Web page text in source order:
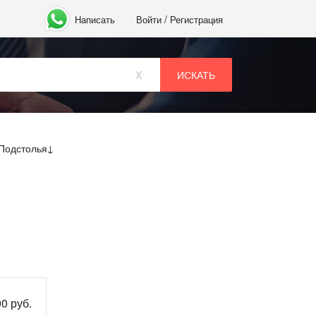
Написать Войти / Регистрация
x
руб.